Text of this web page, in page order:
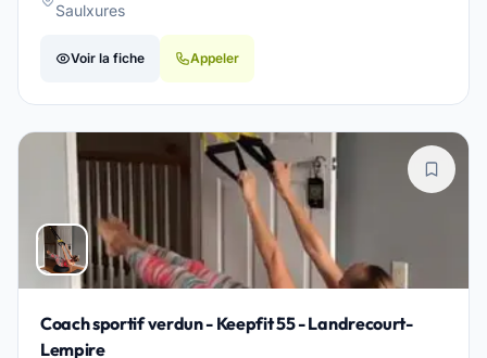
Saulxures
Voir la fiche Appeler
Coach sportif verdun - Keepfit 55 - Landrecourt-
Lempire